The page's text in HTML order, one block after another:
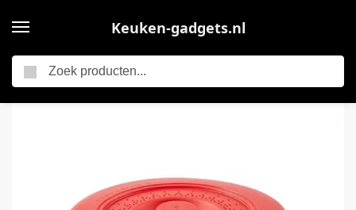
Keuken-gadgets.nl
Opvouwbare Magnetron Deksel – Anti-Spat Magnetron Cover – Magnetron Afdekking tegen Spatten – Multifunctionele Splatter Guard & Stoomdeksel Keuken Accessoire – Rood